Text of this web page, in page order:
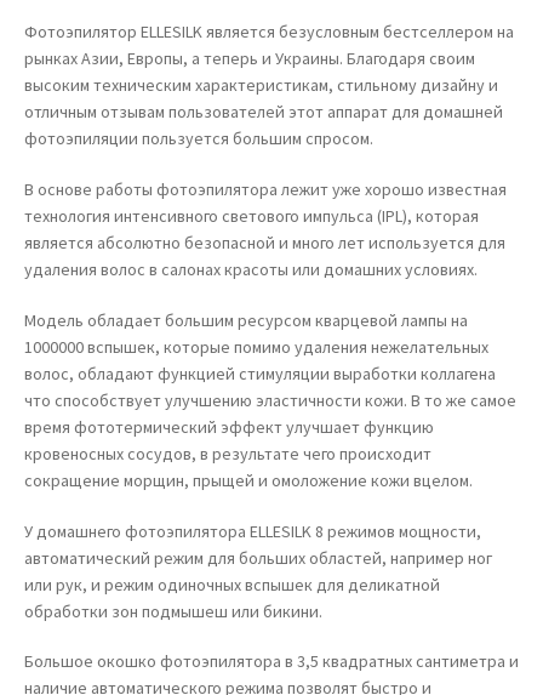
Фотоэпилятор ELLESILK является безусловным бестселлером на
рынках Азии, Европы, а теперь и Украины. Благодаря своим
высоким техническим характеристикам, стильному дизайну и
отличным отзывам пользователей этот аппарат для домашней
фотоэпиляции пользуется большим спросом.
В основе работы фотоэпилятора лежит уже хорошо известная
технология интенсивного светового импульса (IPL), которая
является абсолютно безопасной и много лет используется для
удаления волос в салонах красоты или домашних условиях.
Модель обладает большим ресурсом кварцевой лампы на
1000000 вспышек, которые помимо удаления нежелательных
волос, обладают функцией стимуляции выработки коллагена
что способствует улучшению эластичности кожи. В то же самое
время фототермический эффект улучшает функцию
кровеносных сосудов, в результате чего происходит
сокращение морщин, прыщей и омоложение кожи вцелом.
У домашнего фотоэпилятора ELLESILK 8 режимов мощности,
автоматический режим для больших областей, например ног
или рук, и режим одиночных вспышек для деликатной
обработки зон подмышеш или бикини.
Большое окошко фотоэпилятора в 3,5 квадратных сантиметра и
наличие автоматического режима позволят быстро и